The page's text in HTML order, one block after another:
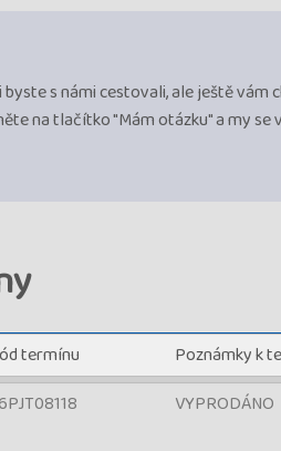
byste s námi cestovali, ale ještě
na tlačítko "Mám otázku" a my se
Poznámky k
termínu
VYPRODÁNO